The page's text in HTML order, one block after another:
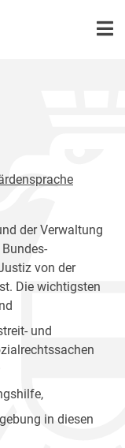
der Verwaltung
von der
Die wichtigsten
und
in diesen